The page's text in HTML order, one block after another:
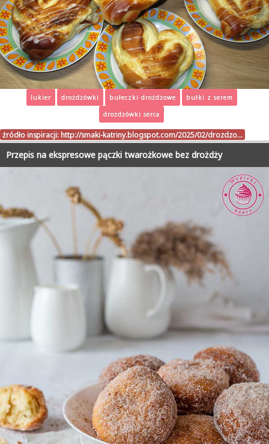
lukier drożdżówki bułeczki drożdżowe
bułki z serem
drożdżówki serca
źródło inspiracji: http://smaki-katriny.blogspot.com/2025/02/drozdzo…
Przepis na ekspresowe pączki twarożkowe bez drożdży